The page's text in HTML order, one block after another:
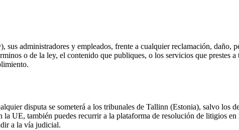
administradores y empleados, frente a cualquier reclamación, daño,
o de la ley, el contenido que publiques, o los servicios que prestes
disputa se someterá a los tribunales de Tallinn (Estonia), salvo los
UE, también puedes recurrir a la plataforma de resolución de litigios
a la vía judicial.